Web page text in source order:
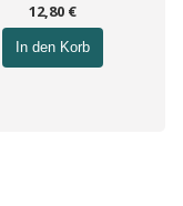
12,80 €
In den Korb